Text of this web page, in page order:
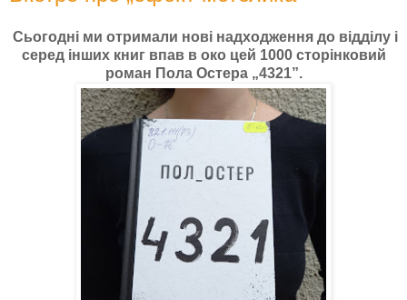
Сьогодні ми отримали нові надходження до відділу і
серед інших книг впав в око цей 1000 сторінковий
роман Пола Остера „4321”.